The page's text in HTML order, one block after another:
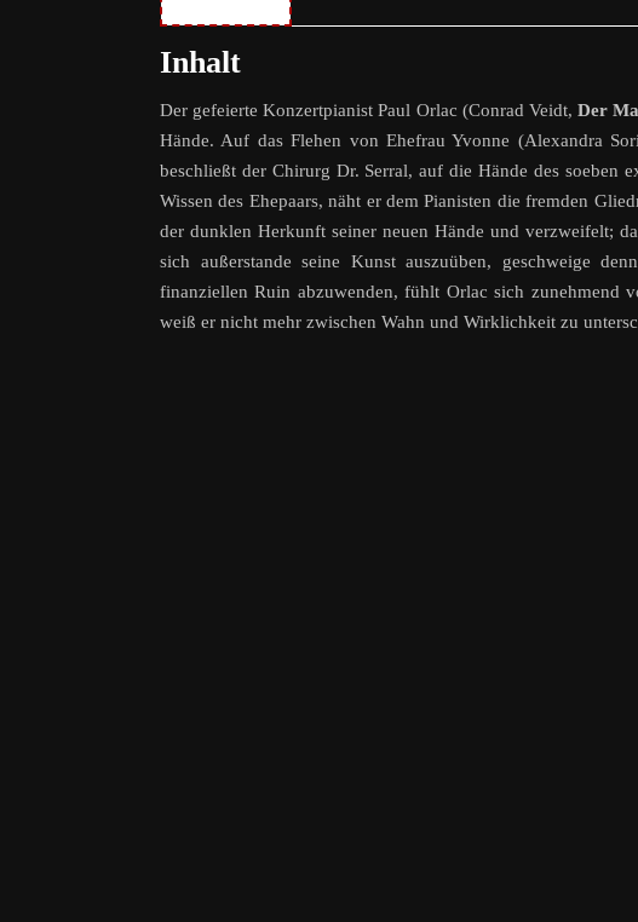
Inhalt
Der gefeierte Konzertpianist Paul Orlac (Conrad Veidt, Der
Hände. Auf das Flehen von Ehefrau Yvonne (Alexandra
beschließt der Chirurg Dr. Serral, auf die Hände des soeben
Wissen des Ehepaars, näht er dem Pianisten die fremden
der dunklen Herkunft seiner neuen Hände und verzweifelt;
sich außerstande seine Kunst auszuüben, geschweige
finanziellen Ruin abzuwenden, fühlt Orlac sich zunehmend
weiß er nicht mehr zwischen Wahn und Wirklichkeit zu